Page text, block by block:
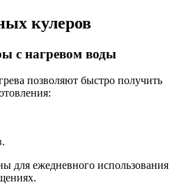
кулеров
с нагревом воды
позволяют быстро получить
для ежедневного использования